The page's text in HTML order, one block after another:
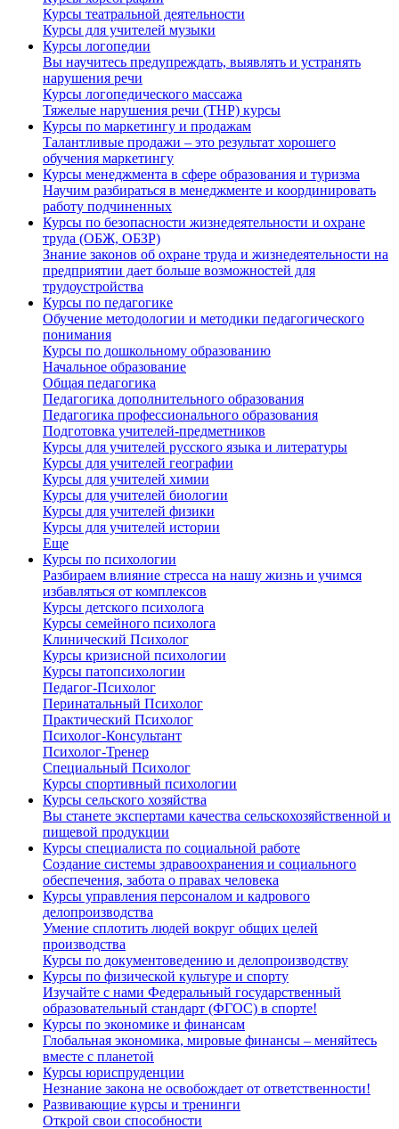
Курсы театральной деятельности
Курсы для учителей музыки
Курсы логопедии
Вы научитесь предупреждать, выявлять и устранять
нарушения речи
Курсы логопедического массажа
Тяжелые нарушения речи (ТНР) курсы
Курсы по маркетингу и продажам
Талантливые продажи – это результат хорошего
обучения маркетингу
Курсы менеджмента в сфере образования и туризма
Научим разбираться в менеджменте и координировать
работу подчиненных
Курсы по безопасности жизнедеятельности и охране
труда (ОБЖ, ОБЗР)
Знание законов об охране труда и жизнедеятельности на
предприятии дает больше возможностей для
трудоустройства
Курсы по педагогике
Обучение методологии и методики педагогического
понимания
Курсы по дошкольному образованию
Начальное образование
Общая педагогика
Педагогика дополнительного образования
Педагогика профессионального образования
Подготовка учителей-предметников
Курсы для учителей русского языка и литературы
Курсы для учителей географии
Курсы для учителей химии
Курсы для учителей биологии
Курсы для учителей физики
Курсы для учителей истории
Еще
Курсы по психологии
Разбираем влияние стресса на нашу жизнь и учимся
избавляться от комплексов
Курсы детского психолога
Курсы семейного психолога
Клинический Психолог
Курсы кризисной психологии
Курсы патопсихологии
Педагог-Психолог
Перинатальный Психолог
Практический Психолог
Психолог-Консультант
Психолог-Тренер
Специальный Психолог
Курсы спортивный психологии
Курсы сельского хозяйства
Вы станете экспертами качества сельскохозяйственной и
пищевой продукции
Курсы специалиста по социальной работе
Создание системы здравоохранения и социального
обеспечения, забота о правах человека
Курсы управления персоналом и кадрового
делопроизводства
Умение сплотить людей вокруг общих целей
производства
Курсы по документоведению и делопроизводству
Курсы по физической культуре и спорту
Изучайте с нами Федеральный государственный
образовательный стандарт (ФГОС) в спорте!
Курсы по экономике и финансам
Глобальная экономика, мировые финансы – меняйтесь
вместе с планетой
Курсы юриспруденции
Незнание закона не освобождает от ответственности!
Развивающие курсы и тренинги
Открой свои способности